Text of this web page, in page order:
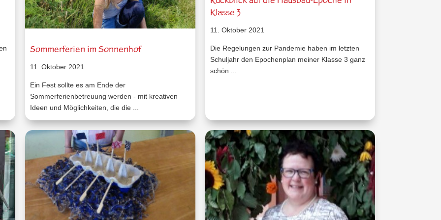
Sommerferien im Sonnenhof
11. Oktober 2021
Ein Fest sollte es am Ende der
Sommerferienbetreuung werden - mit kreativen
Ideen und Möglichkeiten, die die ...
Klasse 3
11. Oktober 2021
Die Regelungen zur Pandemie haben im letzten
Schuljahr den Epochenplan meiner Klasse 3 ganz
schön ...